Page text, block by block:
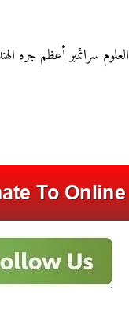
سرائمير أعظم جره